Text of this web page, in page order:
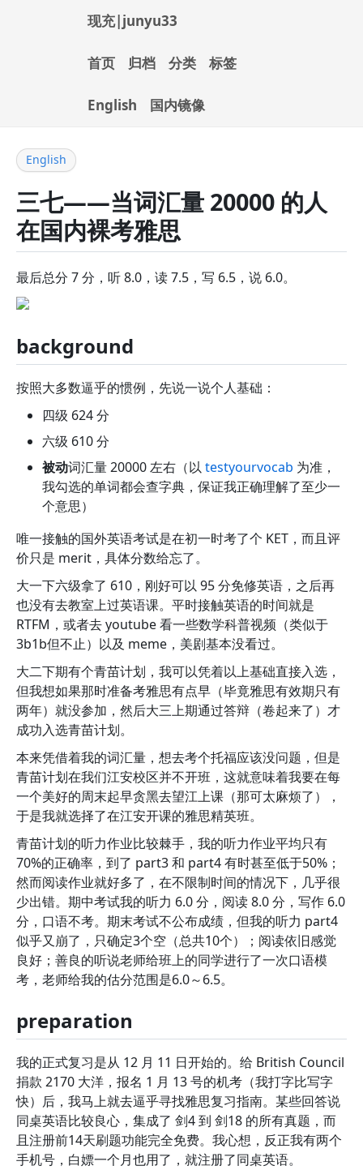
现充|junyu33
首页 归档 分类 标签
English 国内镜像
English
三七——当词汇量 20000 的人
在国内裸考雅思
最后总分 7 分，听 8.0，读 7.5，写 6.5，说 6.0。
background
按照大多数逼乎的惯例，先说一说个人基础：
四级 624 分
六级 610 分
被动词汇量 20000 左右（以 testyourvocab 为准，
我勾选的单词都会查字典，保证我正确理解了至少一
个意思）
唯一接触的国外英语考试是在初一时考了个 KET，而且评
价只是 merit，具体分数给忘了。
大一下六级拿了 610，刚好可以 95 分免修英语，之后再
也没有去教室上过英语课。平时接触英语的时间就是
RTFM，或者去 youtube 看一些数学科普视频（类似于
3b1b但不止）以及 meme，美剧基本没看过。
大二下期有个青苗计划，我可以凭着以上基础直接入选，
但我想如果那时准备考雅思有点早（毕竟雅思有效期只有
两年）就没参加，然后大三上期通过答辩（卷起来了）才
成功入选青苗计划。
本来凭借着我的词汇量，想去考个托福应该没问题，但是
青苗计划在我们江安校区并不开班，这就意味着我要在每
一个美好的周末起早贪黑去望江上课（那可太麻烦了），
于是我就选择了在江安开课的雅思精英班。
青苗计划的听力作业比较棘手，我的听力作业平均只有
70%的正确率，到了 part3 和 part4 有时甚至低于50%；
然而阅读作业就好多了，在不限制时间的情况下，几乎很
少出错。期中考试我的听力 6.0 分，阅读 8.0 分，写作 6.0
分，口语不考。期末考试不公布成绩，但我的听力 part4
似乎又崩了，只确定3个空（总共10个）；阅读依旧感觉
良好；善良的听说老师给班上的同学进行了一次口语模
考，老师给我的估分范围是6.0～6.5。
preparation
我的正式复习是从 12 月 11 日开始的。给 British Council
捐款 2170 大洋，报名 1 月 13 号的机考（我打字比写字
快）后，我马上就去逼乎寻找雅思复习指南。某些回答说
同桌英语比较良心，集成了 剑4 到 剑18 的所有真题，而
且注册前14天刷题功能完全免费。我心想，反正我有两个
手机号，白嫖一个月也用了，就注册了同桌英语。